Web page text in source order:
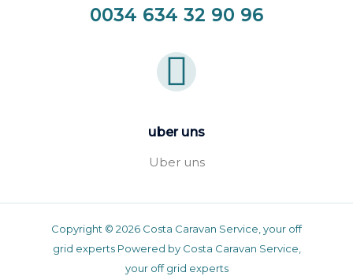
0034 634 32 90 96
uber uns
Uber uns
Copyright © 2026 Costa Caravan Service, your off
grid experts Powered by Costa Caravan Service,
your off grid experts